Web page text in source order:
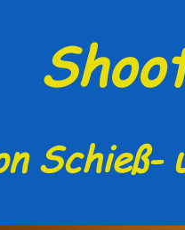
Schieß-